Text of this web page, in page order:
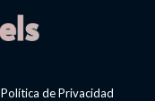
Política de Privacidad